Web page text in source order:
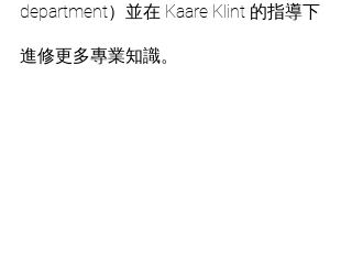
department）並在 Kaare Klint 的指導下
進修更多專業知識。